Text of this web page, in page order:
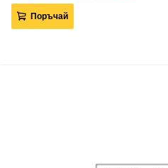
Поръчай